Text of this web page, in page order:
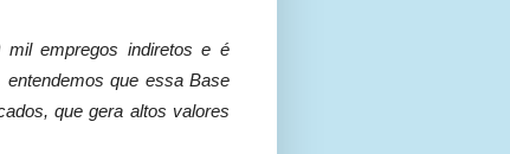
empregos indiretos e é
que essa Base
que gera altos valores